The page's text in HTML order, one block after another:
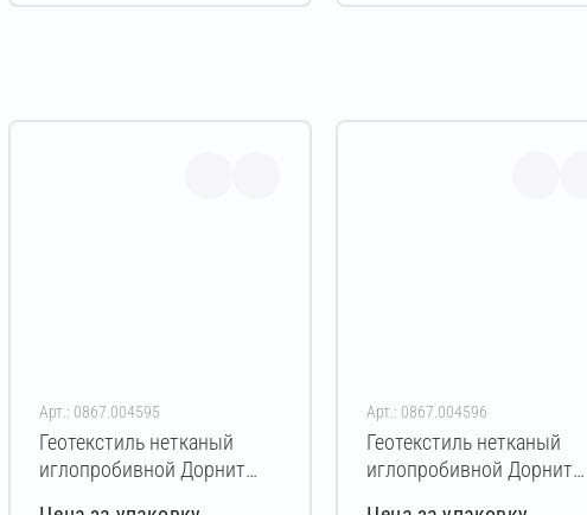
Арт.: 0867.004595
Геотекстиль нетканый
иглопробивной Дорнит
Арт.: 0867.004596
Геотекстиль нетканый
иглопробивной Дорнит